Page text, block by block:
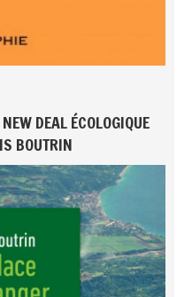
DEAL ÉCOLOGIQUE
BOUTRIN